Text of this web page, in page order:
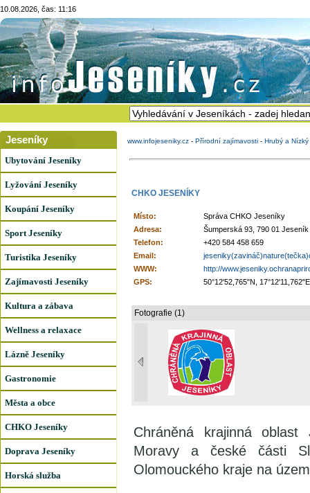
10.08.2026, čas: 11:16
Jeseníky
Ubytování Jeseníky
Lyžování Jeseníky
Koupání Jeseníky
Sport Jeseníky
Turistika Jeseníky
Zajímavosti Jeseníky
Kultura a zábava
Wellness a relaxace
Lázně Jeseníky
Gastronomie
Města a obce
CHKO Jeseníky
Doprava Jeseníky
Horská služba
www.infojeseniky.cz - Přírodní zajímavosti - Hrubý a
CHKO JESENÍKY
Místo:
Správa CHKO Jeseníky
Adresa:
Šumperská 93, 790 01 Jeseník
Telefon:
+420 584 458 659
Email:
WWW:
http://
GPS:
50°12'52,765"N, 17°12'11,762"E
Fotografie (1)
Chráněná krajinná
Moravy a české části
Olomouckého kraje na